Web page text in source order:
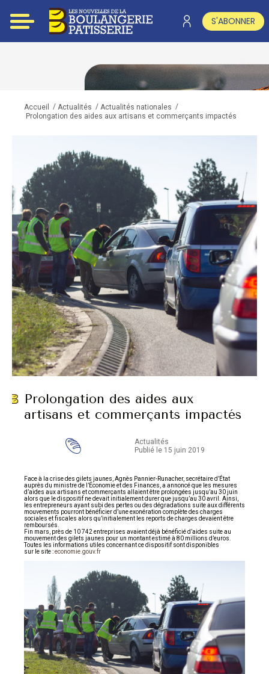
S'ABONNER
Accueil / Actualités / Actualités nationales /
Prolongation des aides aux artisans et commerçants impactés
Prolongation des aides aux
artisans et commerçants impactés
Actualités
Publié le 15 juin 2019
Face à la crise des gilets jaunes, Agnès Pannier-Runacher, secrétaire d’État
auprès du ministre de l’Économie et des Finances, a annoncé que les mesures
d’aides aux artisans et commerçants allaient être prolongées jusqu’au 30 juin
alors que le dispositif ne devait initialement durer que jusqu’au 30 avril. Ainsi,
les entrepreneurs ayant subi des pertes ou des dégradations suite aux différents
mouvements pourront bénéficier d’une exonération complète des charges
sociales et fiscales alors qu’initialement les reports de charges devaient être
remboursés.
Fin mars, près de 10 742 entreprises avaient déjà bénéficié d’aides suite au
mouvement des gilets jaunes pour un montant estimé à 80 millions d’euros.
Toutes les informations utiles concernant ce dispositif sont disponibles
sur le site :economie.gouv.fr